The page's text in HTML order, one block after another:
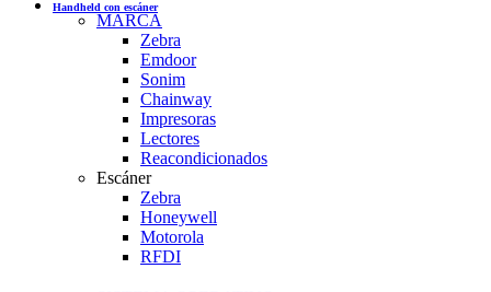
Handheld con escáner
MARCA
Zebra
Emdoor
Sonim
Chainway
Impresoras
Lectores
Reacondicionados
Escáner
Zebra
Honeywell
Motorola
RFDI